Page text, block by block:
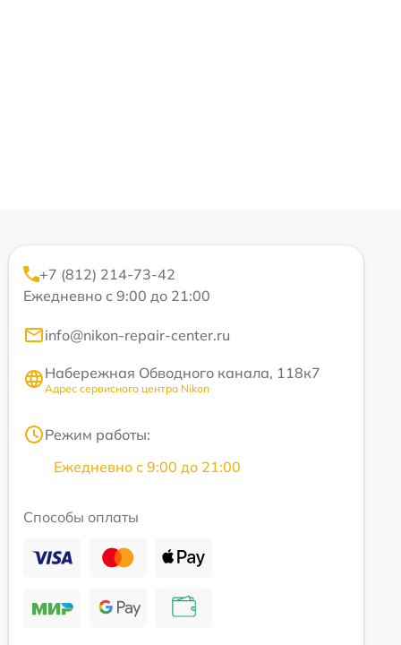
+7 (812) 214-73-42
Ежедневно с 9:00 до 21:00
info@nikon-repair-center.ru
Набережная Обводного канала, 118к7
Адрес сервисного центра Nikon
Режим работы:
Ежедневно с 9:00 до 21:00
Способы оплаты